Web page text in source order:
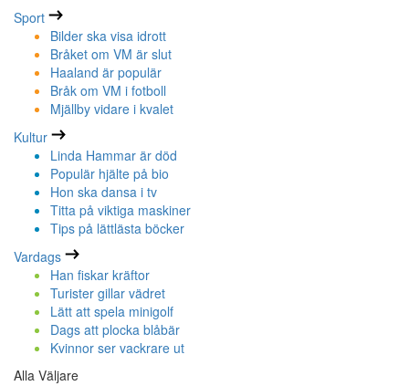
Sport
Bilder ska visa idrott
Bråket om VM är slut
Haaland är populär
Bråk om VM i fotboll
Mjällby vidare i kvalet
Kultur
Linda Hammar är död
Populär hjälte på bio
Hon ska dansa i tv
Titta på viktiga maskiner
Tips på lättlästa böcker
Vardags
Han fiskar kräftor
Turister gillar vädret
Lätt att spela minigolf
Dags att plocka blåbär
Kvinnor ser vackrare ut
Alla Väljare